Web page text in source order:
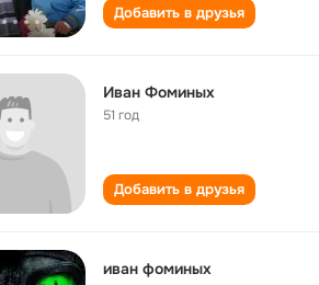
Добавить в друзья
Иван Фоминых
51 год
Добавить в друзья
иван фоминых